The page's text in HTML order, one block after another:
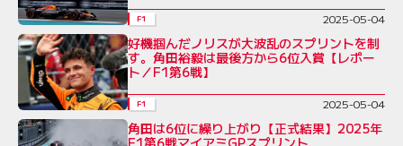
F1 2025-05-04
好機掴んだノリスが大波乱のスプリントを制
す。角田裕毅は最後方から6位入賞【レポー
ト／F1第6戦】
F1 2025-05-04
角田は6位に繰り上がり【正式結果】2025年